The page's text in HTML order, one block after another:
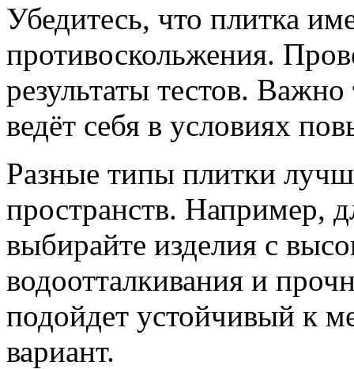
Убедитесь, что плитка
противоскольжения.
результаты тестов.
ведёт себя в условиях
Разные типы плитки
пространств. Например,
выбирайте изделия с
водоотталкивания и
подойдет устойчивый к
вариант.